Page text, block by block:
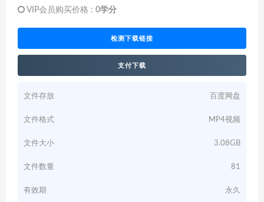
VIP会员购买价格 : 0学分
检测下载链接
支付下载
文件存放 百度网盘
文件格式 MP4视频
文件大小 3.08GB
文件数量 81
有效期 永久